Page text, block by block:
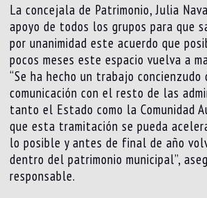
La concejala de Patrimonio, Julia
apoyo de todos los grupos para que
por unanimidad este acuerdo que
pocos meses este espacio vuelva a
“Se ha hecho un trabajo concienzudo
comunicación con el resto de las
tanto el Estado como la Comunidad
que esta tramitación se pueda
lo posible y antes de final de año
dentro del patrimonio municipal”,
responsable.